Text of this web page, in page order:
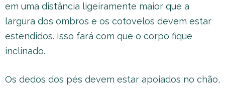
em uma distância ligeiramente maior que a
largura dos ombros e os cotovelos devem estar
estendidos. Isso fará com que o corpo fique
inclinado.
Os dedos dos pés devem estar apoiados no chão,